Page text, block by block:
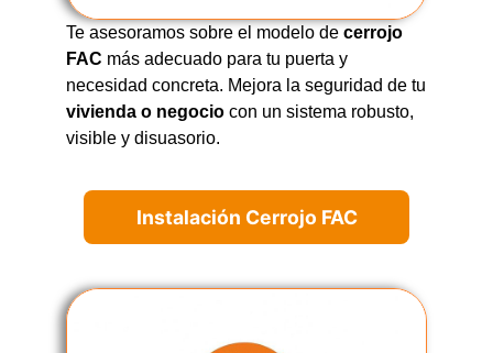
Te asesoramos sobre el modelo de cerrojo
FAC más adecuado para tu puerta y
necesidad concreta. Mejora la seguridad de tu
vivienda o negocio con un sistema robusto,
visible y disuasorio.
Instalación Cerrojo FAC